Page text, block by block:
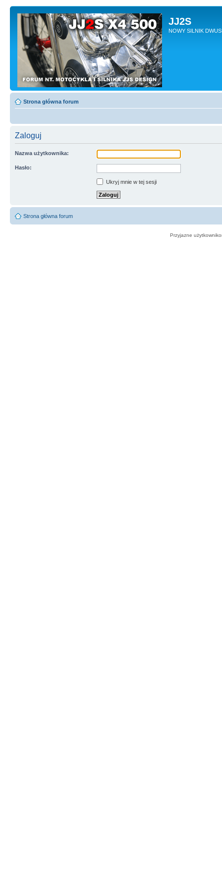
JJ2S
NOWY SILNIK
Strona główna forum
Zaloguj
Nazwa użytkownika:
Hasło:
Ukryj mnie w tej sesji
Strona główna forum
Przyjazne